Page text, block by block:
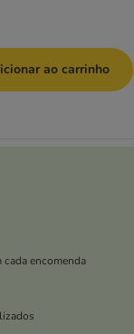
ao carrinho
encomenda